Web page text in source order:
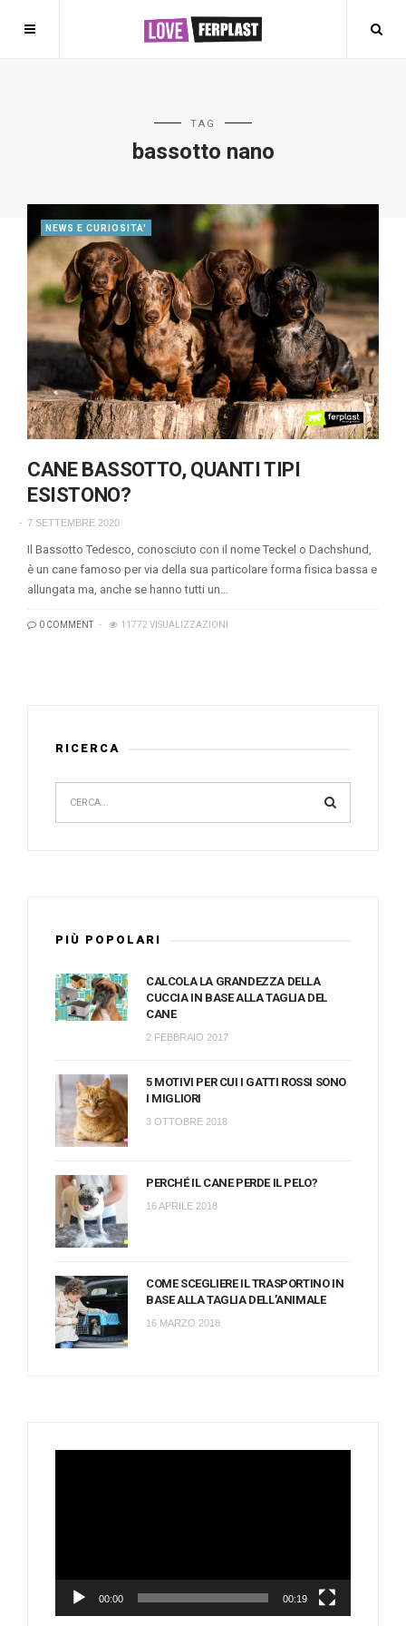
TAG
bassotto nano
NEWS E CURIOSITA'
CANE BASSOTTO, QUANTI TIPI
ESISTONO?
7 SETTEMBRE 2020
Il Bassotto Tedesco, conosciuto con il nome Teckel o Dachshund,
è un cane famoso per via della sua particolare forma fisica bassa e
allungata ma, anche se hanno tutti un…
0 COMMENT 11772 VISUALIZZAZIONI
RICERCA
PIÙ POPOLARI
CALCOLA LA GRANDEZZA DELLA
CUCCIA IN BASE ALLA TAGLIA DEL
CANE
2 FEBBRAIO 2017
5 MOTIVI PER CUI I GATTI ROSSI SONO
I MIGLIORI
3 OTTOBRE 2018
PERCHÉ IL CANE PERDE IL PELO?
16 APRILE 2018
COME SCEGLIERE IL TRASPORTINO IN
BASE ALLA TAGLIA DELL’ANIMALE
16 MARZO 2018
00:00 00:19